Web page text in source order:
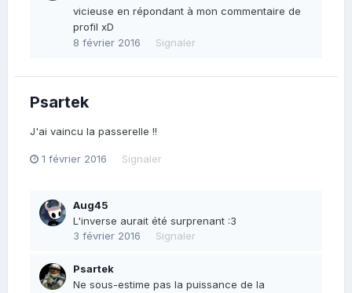
vicieuse en répondant à mon commentaire de
profil xD
8 février 2016
Signaler
Psartek
J'ai vaincu la passerelle !!
1 février 2016 Signaler
Aug45
L'inverse aurait été surprenant :3
3 février 2016
Signaler
Psartek
Ne sous-estime pas la puissance de la